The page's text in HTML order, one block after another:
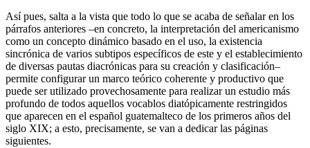
Así pues, salta a la vista que todo lo que se acaba de señalar en los
párrafos anteriores –en concreto, la interpretación del americanismo
como un concepto dinámico basado en el uso, la existencia
sincrónica de varios subtipos específicos de este y el establecimiento
de diversas pautas diacrónicas para su creación y clasificación–
permite configurar un marco teórico coherente y productivo que
puede ser utilizado provechosamente para realizar un estudio más
profundo de todos aquellos vocablos diatópicamente restringidos
que aparecen en el español guatemalteco de los primeros años del
siglo XIX; a esto, precisamente, se van a dedicar las páginas
siguientes.